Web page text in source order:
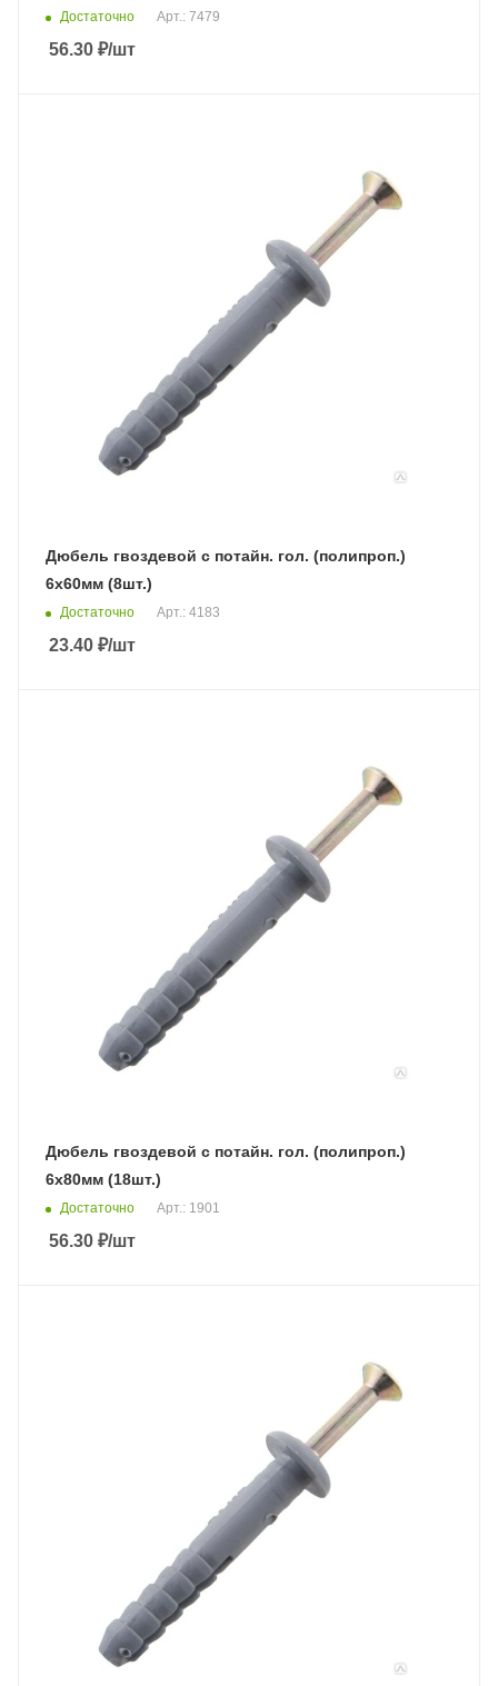
Достаточно Арт.: 7479
56.30 ₽/шт
Дюбель гвоздевой с потайн. гол. (полипроп.)
6х60мм (8шт.)
Достаточно Арт.: 4183
23.40 ₽/шт
Дюбель гвоздевой с потайн. гол. (полипроп.)
6х80мм (18шт.)
Достаточно Арт.: 1901
56.30 ₽/шт